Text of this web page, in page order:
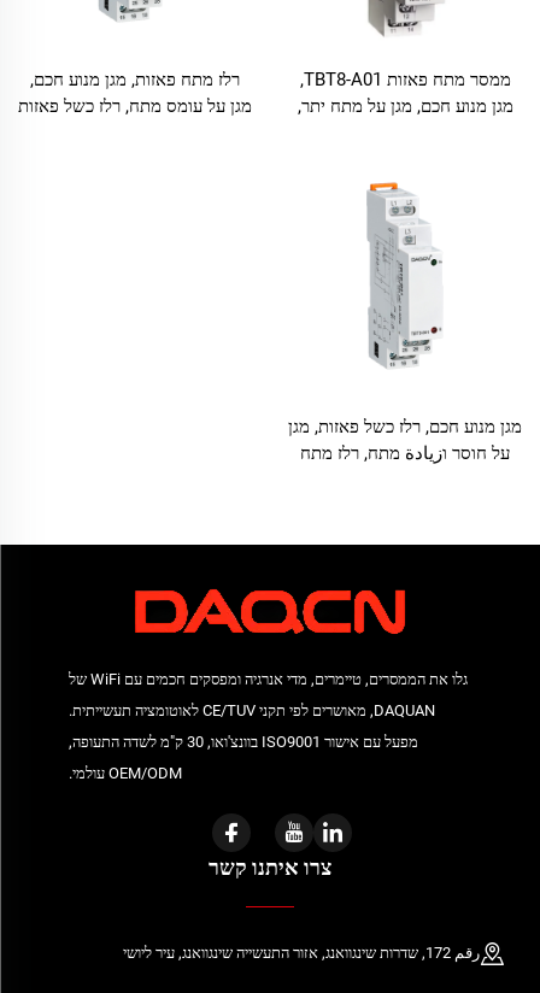
ממסר מתח פאזות TBT8-A01,
מגן מנוע חכם, מגן על מתח יתר,
רלז מתח פאזות, מגן מנוע חכם,
מגן על עומס מתח, רלז כשל פאזות
מגן מנוע חכם, רלז כשל פאזות, מגן
על חוסר וزيادة מתח, רלז מתח
גלו את הממסרים, טיימרים, מדי אנרגיה ומפסקים חכמים עם WiFi של
DAQUAN, מאושרים לפי תקני CE/TUV לאוטומציה תעשייתית.
מפעל עם אישור ISO9001 בוונצ'ואו, 30 ק"מ לשדה התעופה,
OEM/ODM עולמי.
צרו איתנו קשר
رقم 172, שדרות שינגוואנג, אזור התעשייה שינגוואנג, עיר ליושי